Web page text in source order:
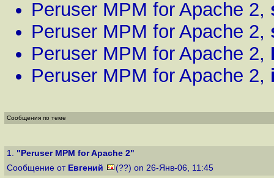
Peruser MPM for Apache 2,
Peruser MPM for Apache 2,
Peruser MPM for Apache 2,
Peruser MPM for Apache 2,
Сообщения по теме
1. "Peruser MPM for Apache 2"
Сообщение от Евгений (??) on 26-Янв-06, 11:45